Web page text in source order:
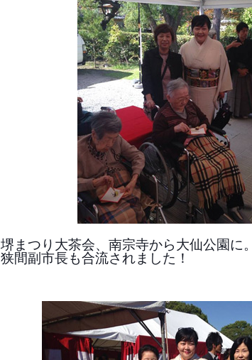
堺まつり大茶会、南宗寺から大仙公園に。
狭間副市長も合流されました！